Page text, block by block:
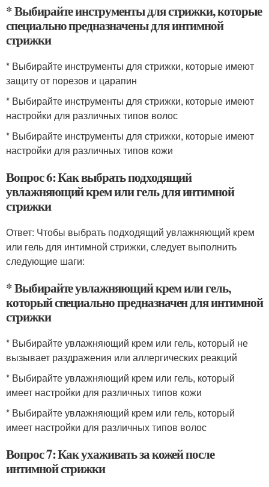
* Выбирайте инструменты для стрижки, которые
специально предназначены для интимной
стрижки
* Выбирайте инструменты для стрижки, которые имеют
защиту от порезов и царапин
* Выбирайте инструменты для стрижки, которые имеют
настройки для различных типов волос
* Выбирайте инструменты для стрижки, которые имеют
настройки для различных типов кожи
Вопрос 6: Как выбрать подходящий
увлажняющий крем или гель для интимной
стрижки
Ответ: Чтобы выбрать подходящий увлажняющий крем
или гель для интимной стрижки, следует выполнить
следующие шаги:
* Выбирайте увлажняющий крем или гель,
который специально предназначен для интимной
стрижки
* Выбирайте увлажняющий крем или гель, который не
вызывает раздражения или аллергических реакций
* Выбирайте увлажняющий крем или гель, который
имеет настройки для различных типов кожи
* Выбирайте увлажняющий крем или гель, который
имеет настройки для различных типов волос
Вопрос 7: Как ухаживать за кожей после
интимной стрижки